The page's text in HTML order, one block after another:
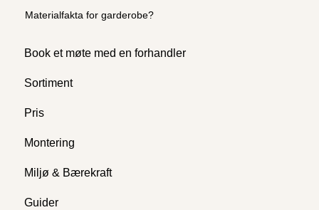
Materialfakta for garderobe?
Book et møte med en forhandler
Sortiment
Pris
Montering
Miljø & Bærekraft
Guider